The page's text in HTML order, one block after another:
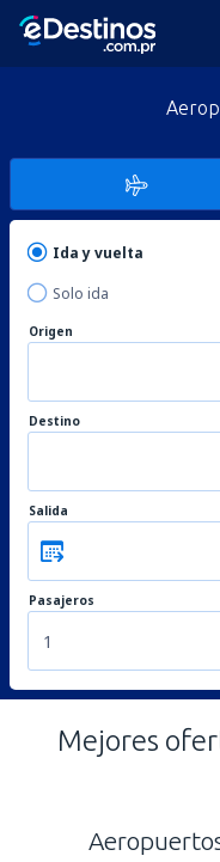
Ida y vuelta
Solo ida
Origen
Destino
Salida
Pasajeros
1
Mejores